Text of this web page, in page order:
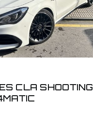
CLA